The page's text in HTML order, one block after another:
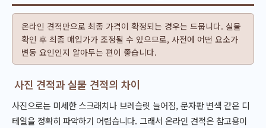
온라인 견적만으로 최종 가격이 확정되는 경우는 드뭅니다. 실물
확인 후 최종 매입가가 조정될 수 있으므로, 사전에 어떤 요소가
변동 요인인지 알아두는 편이 좋습니다.
사진 견적과 실물 견적의 차이
사진으로는 미세한 스크래치나 브레슬릿 늘어짐, 문자판 변색 같은 디
테일을 정확히 파악하기 어렵습니다. 그래서 온라인 견적은 참고용이